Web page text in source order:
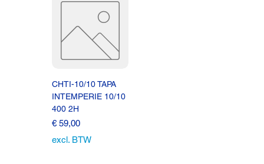
CHTI-10/10 TAPA
INTEMPERIE 10/10
400 2H
Prijs
€ 59,00
excl. BTW